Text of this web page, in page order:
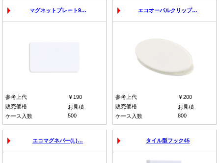
マグネットプレート9…
参考上代
￥190
販売価格
お見積
ケース入数
500
エコオーバルクリップ…
参考上代
￥200
販売価格
お見積
ケース入数
800
エコマグネバー(L)… タイル型フック45